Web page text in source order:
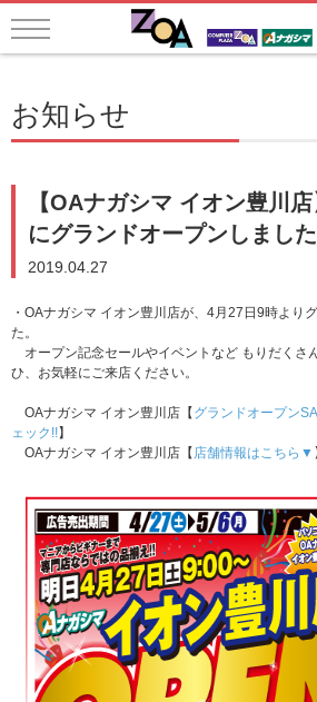
お知らせ
【OAナガシマ イオン豊川店
にグランドオープンしまし
2019.04.27
・OAナガシマ イオン豊川店が、4月27日9時より
た。
オープン記念セールやイベントなど もりだくさ
ひ、お気軽にご来店ください。
OAナガシマ イオン豊川店 【 グランドオープン
ェック!!】
OAナガシマ イオン豊川店【 店舗情報はこちら▼